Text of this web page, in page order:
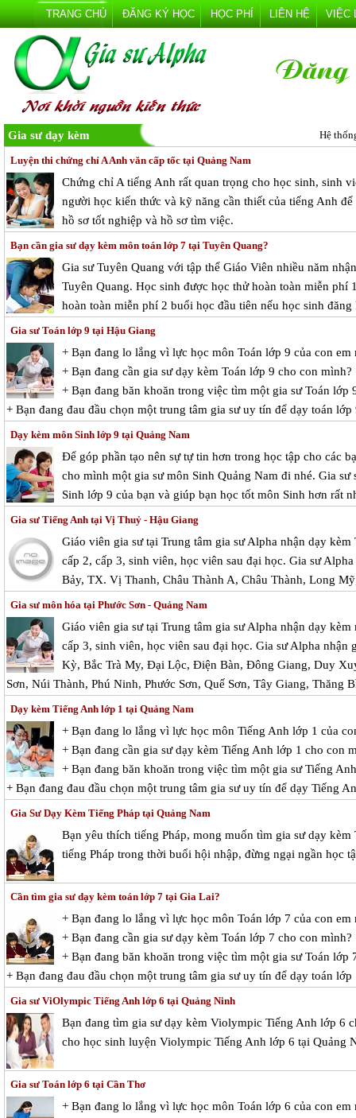
TRANG CHỦ ĐĂNG KÝ HỌC HỌC PHÍ LIÊN HỆ VIỆC
Gia sư dạy kèm Hệ
Luyện thi chứng chỉ A Anh văn cấp tốc tại Quảng Nam
Chứng chỉ A tiếng Anh rất quan trọng cho học sinh, sinh
người học kiến thức và kỹ năng cần thiết của tiếng Anh
hồ sơ tốt nghiệp và hồ sơ tìm việc.
Bạn cần gia sư dạy kèm môn toán lớp 7 tại Tuyên Quang?
Gia sư Tuyên Quang với tập thể Giáo Viên nhiều năm
Tuyên Quang. Học sinh được học thử hoàn toàn miễn
hoàn toàn miễn phí 2 buổi học đầu tiên nếu học sinh
Gia sư Toán lớp 9 tại Hậu Giang
+ Bạn đang lo lắng vì lực học môn Toán lớp 9 của con em
+ Bạn đang cần gia sư dạy kèm Toán lớp 9 cho con mình?
+ Bạn đang băn khoăn trong việc tìm một gia sư Toán lớp
+ Bạn đang đau đầu chọn một trung tâm gia sư uy tín để dạy toán lớp
Dạy kèm môn Sinh lớp 9 tại Quảng Nam
Để góp phần tạo nên sự tự tin hơn trong học tập cho các
cho mình một gia sư môn Sinh Quảng Nam đi nhé. Gia
Sinh lớp 9 của bạn và giúp bạn học tốt môn Sinh hơn rất
Gia sư Tiếng Anh tại Vị Thuỷ - Hậu Giang
Giáo viên gia sư tại Trung tâm gia sư Alpha nhận dạy
cấp 2, cấp 3, sinh viên, học viên sau đại học. Gia sư
Bảy, TX. Vị Thanh, Châu Thành A, Châu Thành, Long
Gia sư môn hóa tại Phước Sơn - Quảng Nam
Giáo viên gia sư tại Trung tâm gia sư Alpha nhận dạy
cấp 3, sinh viên, học viên sau đại học. Gia sư Alpha nhận
Kỳ, Bắc Trà My, Đại Lộc, Điện Bàn, Đông Giang, Duy
Sơn, Núi Thành, Phú Ninh, Phước Sơn, Quế Sơn, Tây Giang, Thăng
Dạy kèm Tiếng Anh lớp 1 tại Quảng Nam
+ Bạn đang lo lắng vì lực học môn Tiếng Anh lớp 1 của
+ Bạn đang cần gia sư dạy kèm Tiếng Anh lớp 1 cho con
+ Bạn đang băn khoăn trong việc tìm một gia sư Tiếng
+ Bạn đang đau đầu chọn một trung tâm gia sư uy tín để dạy Tiếng
Gia Sư Dạy Kèm Tiếng Pháp tại Quảng Nam
Bạn yêu thích tiếng Pháp, mong muốn tìm gia sư dạy
tiếng Pháp trong thời buổi hội nhập, đừng ngại ngần học
Cần tìm gia sư dạy kèm toán lớp 7 tại Gia Lai?
+ Bạn đang lo lắng vì lực học môn Toán lớp 7 của con em
+ Bạn đang cần gia sư dạy kèm Toán lớp 7 cho con mình?
+ Bạn đang băn khoăn trong việc tìm một gia sư Toán lớp
+ Bạn đang đau đầu chọn một trung tâm gia sư uy tín để dạy toán lớp
Gia sư ViOlympic Tiếng Anh lớp 6 tại Quảng Ninh
Bạn đang tìm gia sư dạy kèm Violympic Tiếng Anh lớp 6
cho học sinh luyện Violympic Tiếng Anh lớp 6 tại Quảng
Gia sư Toán lớp 6 tại Cần Thơ
+ Bạn đang lo lắng vì lực học môn Toán lớp 6 của con em